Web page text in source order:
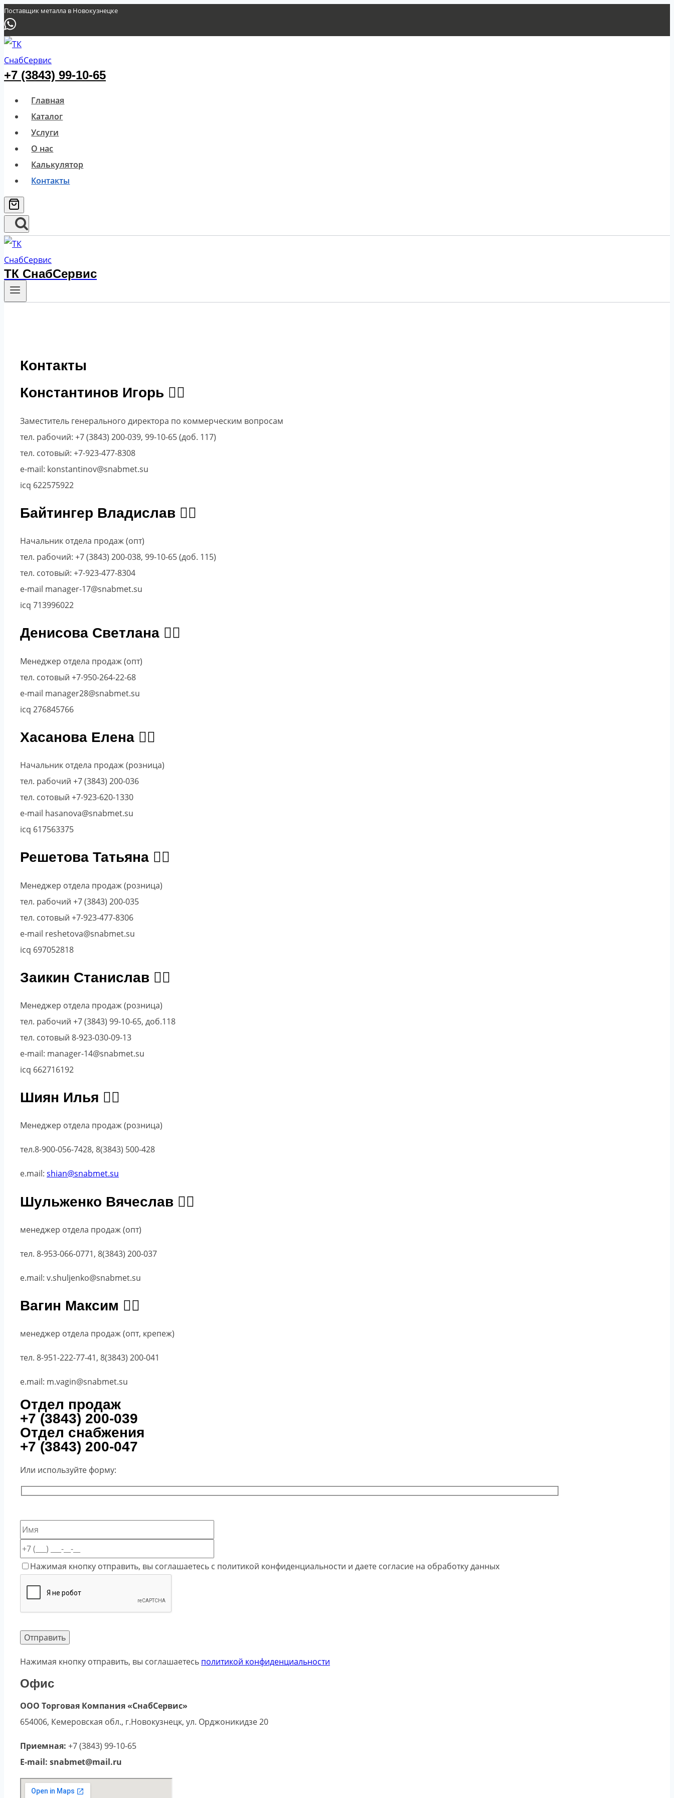
Перейти
к
содержимому
Поставщик металла в Новокузнецке
+7 (3843) 99-10-65
Главная
Каталог
Услуги
О нас
Калькулятор
Контакты
ТК СнабСервис
Контакты
Константинов Игорь
Заместитель генерального директора по коммерческим вопросам
тел. рабочий: +7 (3843) 200-039, 99-10-65 (доб. 117)
тел. сотовый: +7-923-477-8308
e-mail: konstantinov@snabmet.su
icq 622575922
Байтингер Владислав
Начальник отдела продаж (опт)
тел. рабочий: +7 (3843) 200-038, 99-10-65 (доб. 115)
тел. сотовый: +7-923-477-8304
e-mail manager-17@snabmet.su
icq 713996022
Денисова Светлана
Менеджер отдела продаж (опт)
тел. сотовый +7-950-264-22-68
e-mail manager28@snabmet.su
icq 276845766
Хасанова Елена
Начальник отдела продаж (розница)
тел. рабочий +7 (3843) 200-036
тел. сотовый +7-923-620-1330
e-mail hasanova@snabmet.su
icq 617563375
Решетова Татьяна
Менеджер отдела продаж (розница)
тел. рабочий +7 (3843) 200-035
тел. сотовый +7-923-477-8306
e-mail reshetova@snabmet.su
icq 697052818
Заикин Станислав
Менеджер отдела продаж (розница)
тел. рабочий +7 (3843) 99-10-65, доб.118
тел. сотовый 8-923-030-09-13
e-mail: manager-14@snabmet.su
icq 662716192
Шиян Илья
Менеджер отдела продаж (розница)
тел.8-900-056-7428, 8(3843) 500-428
e.mail: shian@snabmet.su
Шульженко Вячеслав
менеджер отдела продаж (опт)
тел. 8-953-066-0771, 8(3843) 200-037
e.mail: v.shuljenko@snabmet.su
Вагин Максим
менеджер отдела продаж (опт, крепеж)
тел. 8-951-222-77-41, 8(3843) 200-041
e.mail: m.vagin@snabmet.su
Отдел продаж
+7 (3843) 200-039
Отдел снабжения
+7 (3843) 200-047
Или используйте форму:
Нажимая кнопку отправить, вы соглашаетесь с политикой конфиденциальности и даете согласие на обработку данных
Нажимая кнопку отправить, вы соглашаетесь политикой конфиденциальности
Офис
ООО Торговая Компания «СнабСервис»
654006, Кемеровская обл., г.Новокузнецк, ул. Орджоникидзе 20
Приемная: +7 (3843) 99-10-65
E-mail: snabmet@mail.ru